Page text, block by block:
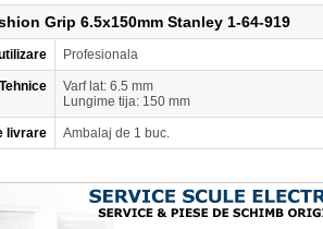
Grip 6.5x150mm Stanley 1-64-919
Profesionala
Varf lat: 6.5 mm
Lungime tija: 150 mm
livrare Ambalaj de 1 buc.